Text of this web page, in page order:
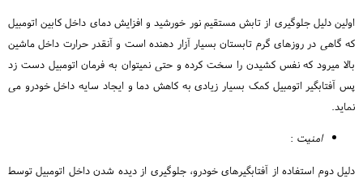
اولین دلیل جلوگیری از تابش مستقیم نور خورشید و افزایش دمای داخل کابین اتومبیل
که گاهی در روزهای گرم تابستان بسیار آزار دهنده است و آنقدر حرارت داخل ماشین
بالا میرود که نفس کشیدن را سخت کرده و حتی نمیتوان به فرمان اتومبیل دست زد
پس آفتابگیر اتومبیل کمک بسیار زیادی به کاهش دما و ایجاد سایه داخل خودرو می
نماید.
امنیت :
دلیل دوم استفاده از آفتابگیرهای خودرو، جلوگیری از دیده شدن داخل اتومبیل توسط